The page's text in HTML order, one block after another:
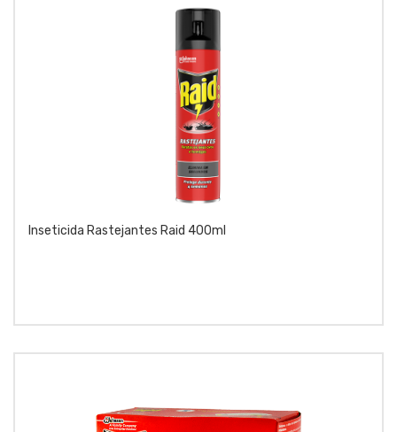
Inseticida Rastejantes Raid 400ml